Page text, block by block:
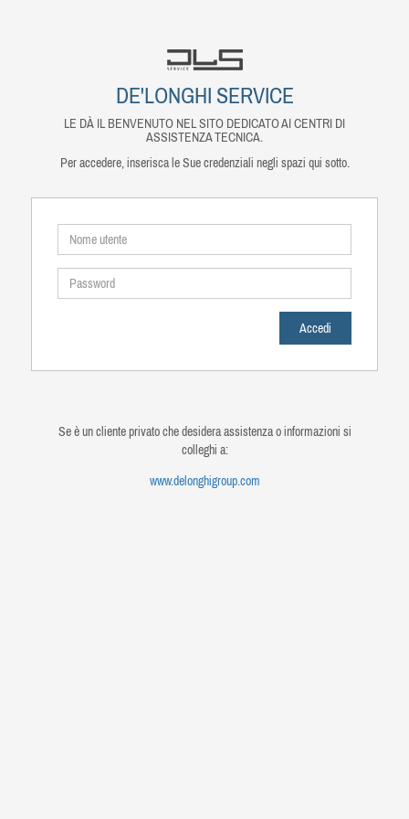
DE'LONGHI SERVICE
LE DÀ IL BENVENUTO NEL SITO DEDICATO AI CENTRI DI
ASSISTENZA TECNICA.
Per accedere, inserisca le Sue credenziali negli spazi qui sotto.
Se è un cliente privato che desidera assistenza o informazioni si
colleghi a:
www.delonghigroup.com